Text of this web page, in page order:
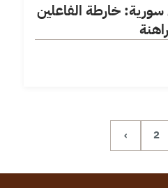
سورية: خارطة الفاعلين
2
›